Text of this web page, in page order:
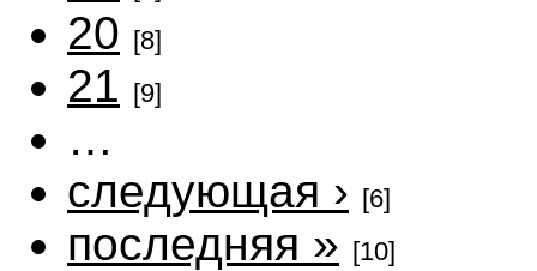
20 [8]
21 [9]
…
следующая › [6]
последняя » [10]